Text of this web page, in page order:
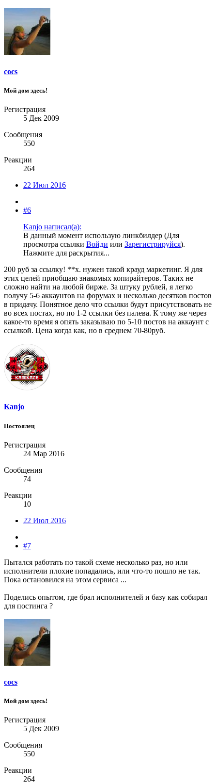
cocs
Мой дом здесь!
Регистрация
5 Дек 2009
Сообщения
550
Реакции
264
22 Июл 2016
#6
Kanjo написал(а):
В данный момент использую линкбилдер (Для
просмотра ссылки Войди или Зарегистрируйся).
Нажмите для раскрытия...
200 руб за ссылку! **х. нужен такой крауд маркетинг. Я для
этих целей приобщаю знакомых копирайтеров. Таких не
сложно найти на любой бирже. За штуку рублей, я легко
получу 5-6 аккаунтов на форумах и несколько десятков постов
в придачу. Понятное дело что ссылки будут присутствовать не
во всех постах, но по 1-2 ссылки без палева. К тому же через
какое-то время я опять заказываю по 5-10 постов на аккаунт с
ссылкой. Цена когда как, но в среднем 70-80руб.
Kanjo
Постоялец
Регистрация
24 Мар 2016
Сообщения
74
Реакции
10
22 Июл 2016
#7
Пытался работать по такой схеме несколько раз, но или
исполнители плохие попадались, или что-то пошло не так.
Пока остановился на этом сервиса ...
Поделись опытом, где брал исполнителей и базу как собирал
для постинга ?
cocs
Мой дом здесь!
Регистрация
5 Дек 2009
Сообщения
550
Реакции
264